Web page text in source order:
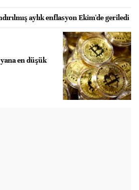
aylık enflasyon Ekim'de geriledi
en düşük